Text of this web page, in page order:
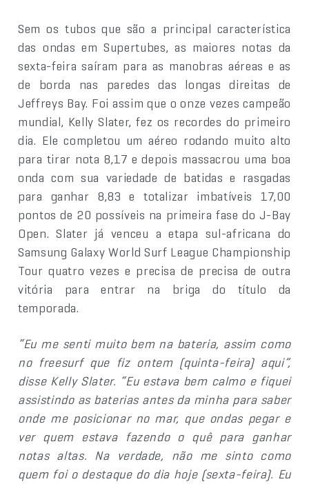
Sem os tubos que são a principal característica
das ondas em Supertubes, as maiores notas da
sexta-feira saíram para as manobras aéreas e as
de borda nas paredes das longas direitas de
Jeffreys Bay. Foi assim que o onze vezes campeão
mundial, Kelly Slater, fez os recordes do primeiro
dia. Ele completou um aéreo rodando muito alto
para tirar nota 8,17 e depois massacrou uma boa
onda com sua variedade de batidas e rasgadas
para ganhar 8,83 e totalizar imbatíveis 17,00
pontos de 20 possíveis na primeira fase do J-Bay
Open. Slater já venceu a etapa sul-africana do
Samsung Galaxy World Surf League Championship
Tour quatro vezes e precisa de precisa de outra
vitória para entrar na briga do título da
temporada.
“Eu me senti muito bem na bateria, assim como
no freesurf que fiz ontem (quinta-feira) aqui”,
disse Kelly Slater. “Eu estava bem calmo e fiquei
assistindo as baterias antes da minha para saber
onde me posicionar no mar, que ondas pegar e
ver quem estava fazendo o quê para ganhar
notas altas. Na verdade, não me sinto como
quem foi o destaque do dia hoje (sexta-feira). Eu